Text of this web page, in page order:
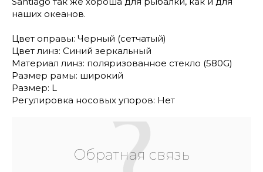
наших океанов.
Цвет оправы: Черный (сетчатый)
Цвет линз: Синий зеркальный
Материал линз: поляризованное стекло (580G)
Размер рамы: широкий
Размер: L
Регулировка носовых упоров: Нет
Обратная связь